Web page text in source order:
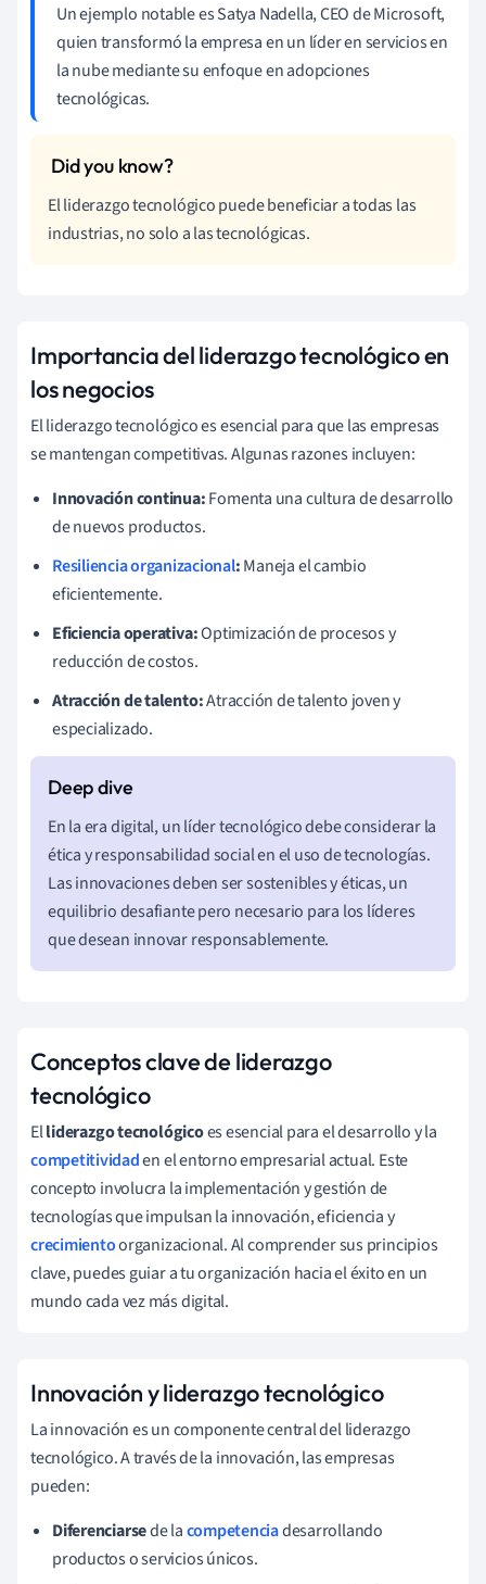
Un ejemplo notable es Satya Nadella, CEO de Microsoft,
quien transformó la empresa en un líder en servicios en
la nube mediante su enfoque en adopciones
tecnológicas.
El liderazgo tecnológico puede beneficiar a todas las
industrias, no solo a las tecnológicas.
Importancia del liderazgo tecnológico en
los negocios
El liderazgo tecnológico es esencial para que las empresas
se mantengan competitivas. Algunas razones incluyen:
Innovación continua:Fomenta una cultura de desarrollo
de nuevos productos.
Resiliencia organizacional:Maneja el cambio
eficientemente.
Eficiencia operativa:Optimización de procesos y
reducción de costos.
Atracción de talento:Atracción de talento joven y
especializado.
En la era digital, un líder tecnológico debe considerar la
ética y responsabilidad social en el uso de tecnologías.
Las innovaciones deben ser sostenibles y éticas, un
equilibrio desafiante pero necesario para los líderes
que desean innovar responsablemente.
Conceptos clave de liderazgo
tecnológico
Elliderazgo tecnológicoes esencial para el desarrollo y la
competitividaden el entorno empresarial actual. Este
concepto involucra la implementación y gestión de
tecnologías que impulsan la innovación, eficiencia y
crecimientoorganizacional. Al comprender sus principios
clave, puedes guiar a tu organización hacia el éxito en un
mundo cada vez más digital.
Innovación y liderazgo tecnológico
La innovación es un componente central del liderazgo
tecnológico. A través de la innovación, las empresas
pueden:
Diferenciarsede lacompetenciadesarrollando
productos o servicios únicos.